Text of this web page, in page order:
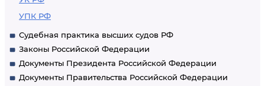
УПК РФ
Судебная практика высших судов РФ
Законы Российской Федерации
Документы Президента Российской Федерации
Документы Правительства Российской Федерации